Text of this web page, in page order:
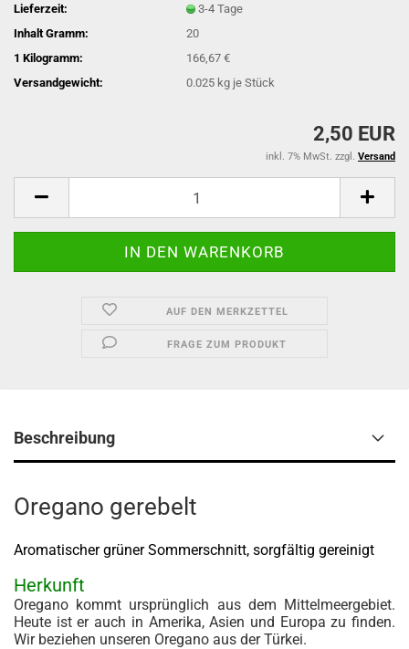
Lieferzeit:
3-4 Tage
Inhalt Gramm:
20
1 Kilogramm:
166,67 €
Versandgewicht:
0.025 kg je Stück
2,50 EUR
inkl. 7% MwSt. zzgl. Versand
AUF DEN MERKZETTEL
FRAGE ZUM PRODUKT
Beschreibung
Oregano gerebelt
Aromatischer grüner Sommerschnitt, sorgfältig gereinigt
Herkunft
Oregano kommt ursprünglich aus dem Mittelmeergebiet.
Heute ist er auch in Amerika, Asien und Europa zu finden.
Wir beziehen unseren Oregano aus der Türkei.